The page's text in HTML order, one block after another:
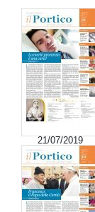
21/07/2019